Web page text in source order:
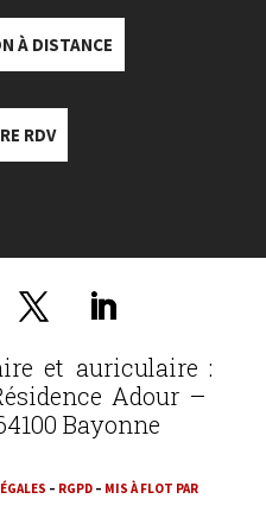
À DISTANCE
RDV
et auriculaire :
Adour –
Bayonne
– RGPD – MIS À FLOT PAR